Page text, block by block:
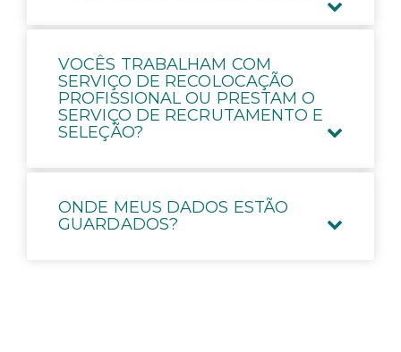
VOCÊS TRABALHAM COM
SERVIÇO DE RECOLOCAÇÃO
PROFISSIONAL OU PRESTAM O
SERVIÇO DE RECRUTAMENTO E
SELEÇÃO?
ONDE MEUS DADOS ESTÃO
GUARDADOS?